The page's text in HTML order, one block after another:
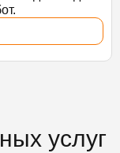
услуг